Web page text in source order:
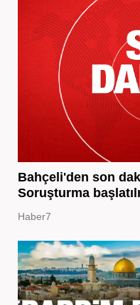
Bahçeli'den son
Soruşturma
Haber7